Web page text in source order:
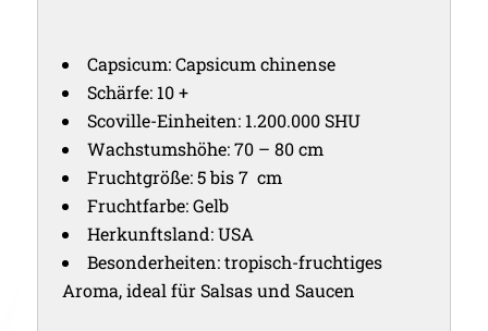
Capsicum: Capsicum chinense
Schärfe: 10 +
Scoville-Einheiten: 1.200.000 SHU
Wachstumshöhe: 70 – 80 cm
Fruchtgröße: 5 bis 7 cm
Fruchtfarbe: Gelb
Herkunftsland: USA
Besonderheiten: tropisch-fruchtiges
Aroma, ideal für Salsas und Saucen